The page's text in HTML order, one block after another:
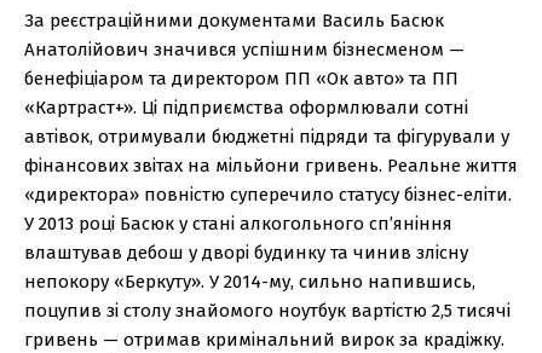
За реєстраційними документами Василь Басюк
Анатолійович значився успішним бізнесменом —
бенефіціаром та директором ПП «Ок авто» та ПП
«Картраст+». Ці підприємства оформлювали сотні
автівок, отримували бюджетні підряди та фігурували у
фінансових звітах на мільйони гривень. Реальне життя
«директора» повністю суперечило статусу бізнес-еліти.
У 2013 році Басюк у стані алкогольного сп’яніння
влаштував дебош у дворі будинку та чинив злісну
непокору «Беркуту». У 2014-му, сильно напившись,
поцупив зі столу знайомого ноутбук вартістю 2,5 тисячі
гривень — отримав кримінальний вирок за крадіжку.